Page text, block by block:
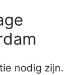
nodig zijn.